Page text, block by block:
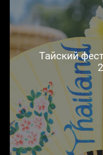
Тайский